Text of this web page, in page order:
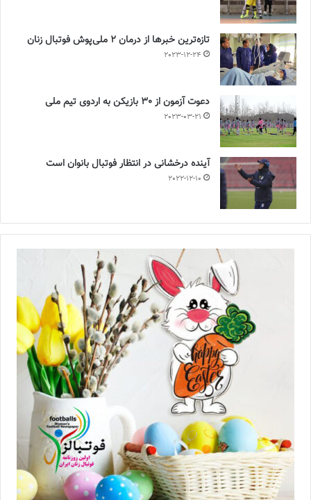
تازه‌ترین خبرها از درمان ۲ ملی‌پوش فوتبال زنان
2023-12-24
دعوت آزمون از 30 بازیکن به اردوی تیم ملی
2023-03-21
آینده درخشانی در انتظار فوتبال بانوان است
2022-12-10